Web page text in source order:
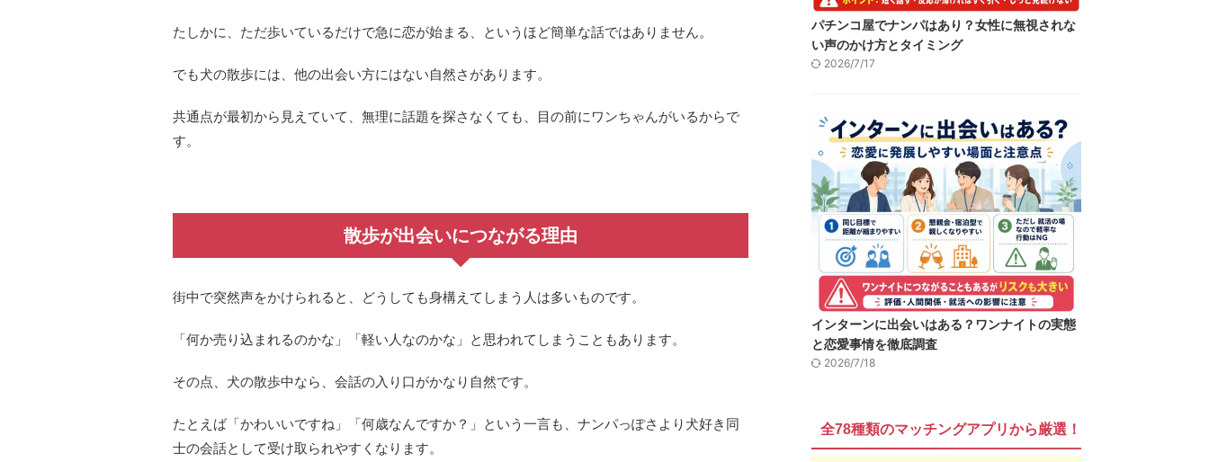
たしかに、ただ歩いているだけで急に恋が始まる、というほど簡単な話ではありません。
でも犬の散歩には、他の出会い方にはない自然さがあります。
共通点が最初から見えていて、無理に話題を探さなくても、目の前にワンちゃんがいるからで
す。
散歩が出会いにつながる理由
街中で突然声をかけられると、どうしても身構えてしまう人は多いものです。
「何か売り込まれるのかな」「軽い人なのかな」と思われてしまうこともあります。
その点、犬の散歩中なら、会話の入り口がかなり自然です。
たとえば「かわいいですね」「何歳なんですか？」という一言も、ナンパっぽさより犬好き同
士の会話として受け取られやすくなります。
パチンコ屋でナンパはあり？女性に無視されな
い声のかけ方とタイミング
2026/7/17
インターンに出会いはある？ワンナイトの実態
と恋愛事情を徹底調査
2026/7/18
全78種類のマッチングアプリから厳選！